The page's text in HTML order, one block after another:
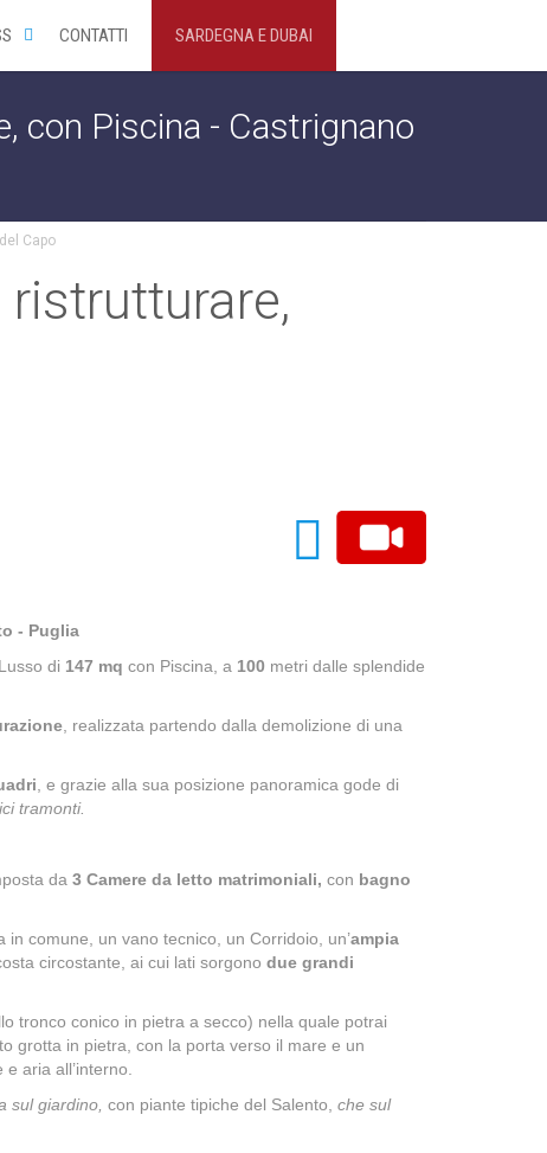
CONTATTI SARDEGNA E DUBAI
con Piscina - Castrignano
Capo
- Puglia
di 147 mq con Piscina, a 100 metri dalle splendide
, realizzata partendo dalla demolizione di una
, e grazie alla sua posizione panoramica gode di
tramonti.
da 3 Camere da letto matrimoniali, con bagno
in comune, un vano tecnico, un Corridoio, un’ampia
circostante, ai cui lati sorgono due grandi
tronco conico in pietra a secco) nella quale potrai
grotta in pietra, con la porta verso il mare e un
aria all’interno.
sul giardino, con piante tipiche del Salento, che sul